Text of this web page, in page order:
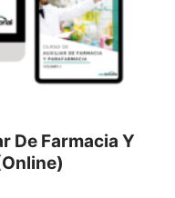
De Farmacia Y